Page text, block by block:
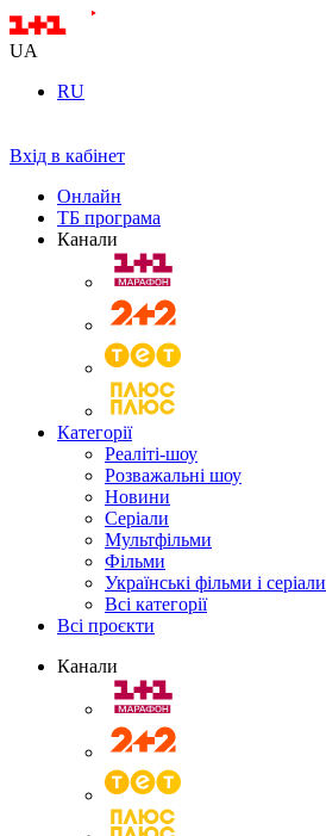
UA
RU
Вхід в кабінет
Онлайн
ТБ програма
Канали
Категорії
Реаліті-шоу
Розважальні шоу
Новини
Серіали
Мультфільми
Фільми
Українські фільми і серіали
Всі категорії
Всі проєкти
Канали